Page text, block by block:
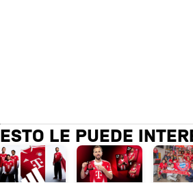
ESTO LE PUEDE